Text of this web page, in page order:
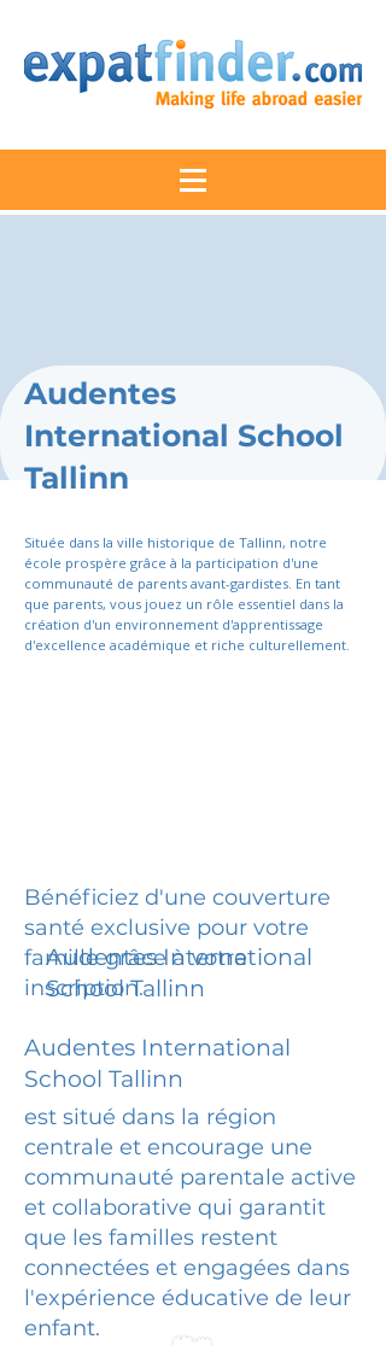
Audentes
International School
Tallinn
Située dans la ville historique de Tallinn, notre
école prospère grâce à la participation d'une
communauté de parents avant-gardistes. En tant
que parents, vous jouez un rôle essentiel dans la
création d'un environnement d'apprentissage
d'excellence académique et riche culturellement.
Bénéficiez d'une couverture
santé exclusive pour votre
famille grâce à votre
inscription.
Audentes International
School Tallinn
Audentes International
School Tallinn
est situé dans la région
centrale et encourage une
communauté parentale active
et collaborative qui garantit
que les familles restent
connectées et engagées dans
l'expérience éducative de leur
enfant.